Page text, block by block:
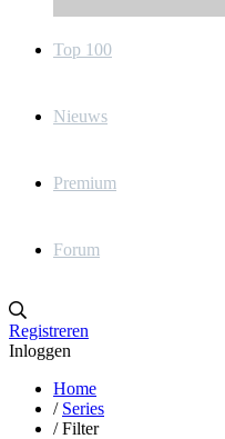
Top 100
Nieuws
Premium
Forum
Registreren
Inloggen
Home
/ Series
/ Filter